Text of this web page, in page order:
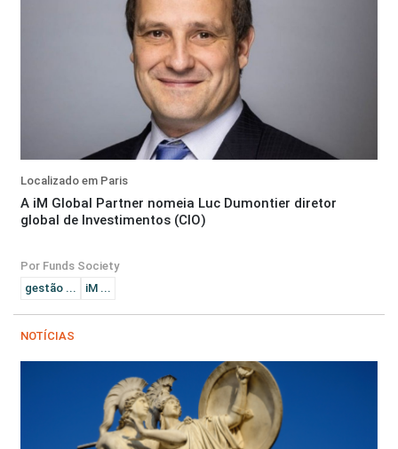
Localizado em Paris
A iM Global Partner nomeia Luc Dumontier diretor
global de Investimentos (CIO)
Por Funds Society
gestão ...
iM ...
NOTÍCIAS